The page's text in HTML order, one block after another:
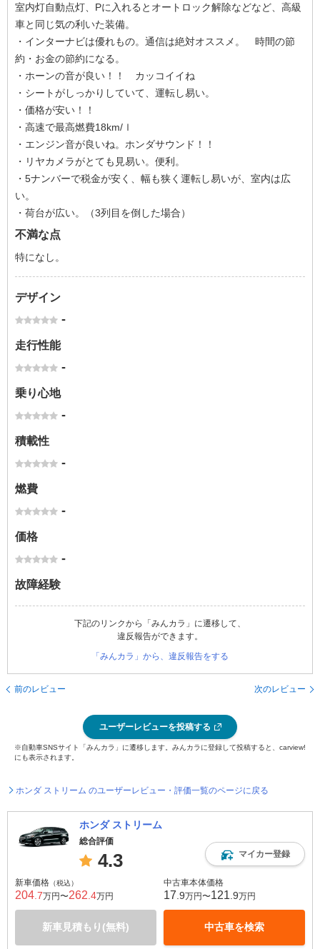
室内灯自動点灯、Pに入れるとオートロック解除などなど、高級
車と同じ気の利いた装備。
・インターナビは優れもの。通信は絶対オススメ。 時間の節
約・お金の節約になる。
・ホーンの音が良い！！ カッコイイね
・シートがしっかりしていて、運転し易い。
・価格が安い！！
・高速で最高燃費18km/ｌ
・エンジン音が良いね。ホンダサウンド！！
・リヤカメラがとても見易い。便利。
・5ナンバーで税金が安く、幅も狭く運転し易いが、室内は広
い。
・荷台が広い。（3列目を倒した場合）
不満な点
特になし。
デザイン
-
走行性能
-
乗り心地
-
積載性
-
燃費
-
価格
-
故障経験
下記のリンクから「みんカラ」に遷移して、
違反報告ができます。
「みんカラ」から、違反報告をする
前のレビュー 次のレビュー
ユーザーレビューを投稿する
※自動車SNSサイト「みんカラ」に遷移します。みんカラに登録して投稿すると、carview!
にも表示されます。
ホンダ ストリーム のユーザーレビュー・評価一覧のページに戻る
ホンダ ストリーム
総合評価
4.3 マイカー登録
新車価格 （税込）
204 .7万円〜262 .4万円
新車見積もり(無料)
中古車本体価格
17 .9万円〜121 .9万円
中古車を検索